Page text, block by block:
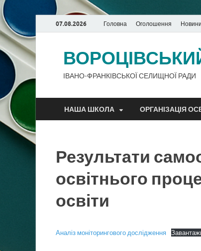
07.08.2026 Головна Оголошення Новини
ВОРОЦІВСЬКИЙ
ІВАНО-ФРАНКІВСЬКОЇ СЕЛИЩНОЇ РАДИ
НАША ШКОЛА ОРГАНІЗАЦІЯ
Результати
освітнього
освіти
Аналіз моніторингового дослідження